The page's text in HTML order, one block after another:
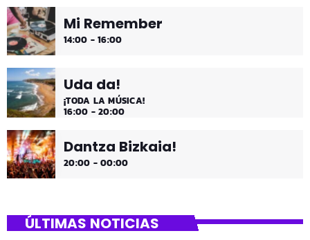
Mi Remember
14:00 - 16:00
Uda da!
¡TODA LA MÚSICA!
16:00 - 20:00
Dantza Bizkaia!
20:00 - 00:00
ÚLTIMAS NOTICIAS